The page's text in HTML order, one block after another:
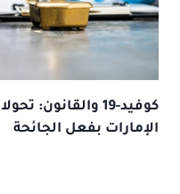
كوفيد-19
الإمارات بفعل الجائحة